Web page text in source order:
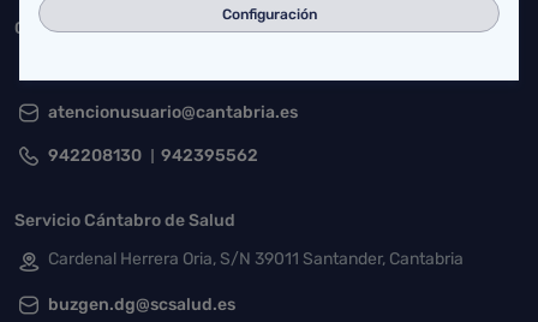
Consejería de Salud
atencionusuario@cantabria.es
942208130 942395562
Servicio Cántabro de Salud
Cardenal Herrera Oria, S/N 39011 Santander, Cantabria
buzgen.dg@scsalud.es
Configuración